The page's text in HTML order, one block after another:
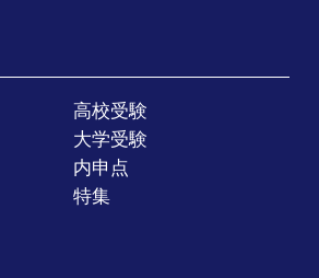
高校受験
大学受験
内申点
特集